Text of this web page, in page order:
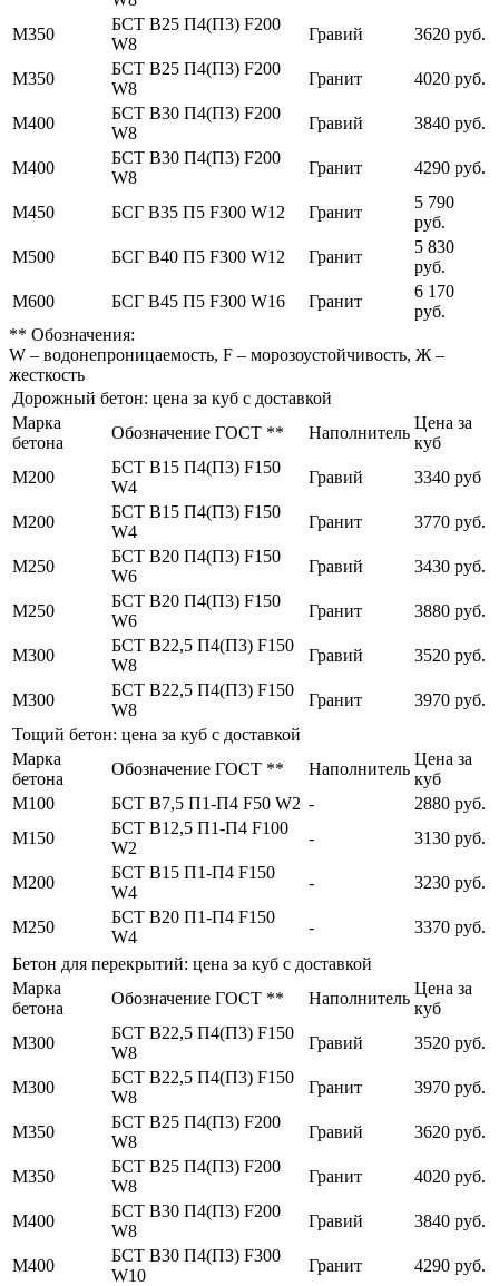
М350
БСТ В25 П4(П3) F200
W8
Гравий 3620 руб.
М350
БСТ В25 П4(П3) F200
W8
Гранит 4020 руб.
М400
БСТ В30 П4(П3) F200
W8
Гравий 3840 руб.
М400
БСТ В30 П4(П3) F200
W8
Гранит 4290 руб.
М450 БСГ В35 П5 F300 W12 Гранит
5 790
руб.
М500
БСГ В40 П5 F300 W12 Гранит
5 830
руб.
М600
БСГ В45 П5 F300 W16 Гранит
6 170
руб.
** Обозначения:
W – водонепроницаемость, F – морозоустойчивость, Ж –
жесткость
Дорожный бетон: цена за куб с доставкой
Марка
бетона
Обозначение ГОСТ ** Наполнитель
Цена за
куб
М200
БСТ В15 П4(П3) F150
W4
Гравий 3340 руб
М200
БСТ В15 П4(П3) F150
W4
Гранит 3770 руб.
М250
БСТ В20 П4(П3) F150
W6
Гравий 3430 руб.
М250
БСТ В20 П4(П3) F150
W6
Гранит 3880 руб.
М300
БСТ В22,5 П4(П3) F150
W8
Гравий 3520 руб.
М300
БСТ В22,5 П4(П3) F150
W8
Гранит
3970 руб.
Тощий бетон: цена за куб с доставкой
Марка
бетона
Обозначение ГОСТ ** Наполнитель
Цена за
куб
М100
БСТ В7,5 П1-П4 F50 W2 -
2880 руб.
М150
БСТ В12,5 П1-П4 F100
W2
- 3130 руб.
М200
БСТ В15 П1-П4 F150
W4
- 3230 руб.
М250
БСТ В20 П1-П4 F150
W4
-
3370 руб.
Бетон для перекрытий: цена за куб с доставкой
Марка
бетона
Обозначение ГОСТ ** Наполнитель
Цена за
куб
М300
БСТ В22,5 П4(П3) F150
W8
Гравий 3520 руб.
М300
БСТ В22,5 П4(П3) F150
W8
Гранит 3970 руб.
М350
БСТ В25 П4(П3) F200
W8
Гравий 3620 руб.
М350
БСТ В25 П4(П3) F200
W8
Гранит 4020 руб.
М400
БСТ В30 П4(П3) F200
W8
Гравий 3840 руб.
М400
БСТ В30 П4(П3) F300
W10
Гранит
4290 руб.